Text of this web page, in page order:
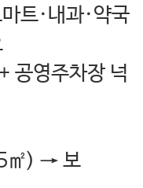
트·내과·약국
공영주차장 넉
㎡) → 보